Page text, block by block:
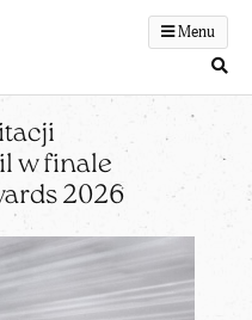
Menu
w finale
2026